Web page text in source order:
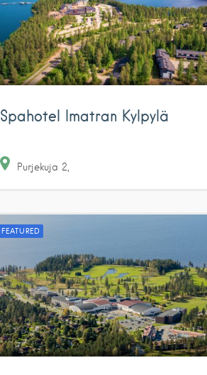
Spahotel Imatran Kylpylä
Purjekuja 2
FEATURED